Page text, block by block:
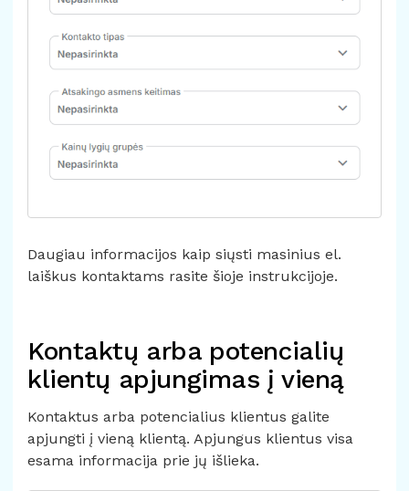
Daugiau informacijos kaip siųsti masinius el.
laiškus kontaktams rasite šioje instrukcijoje.
Kontaktų arba potencialių
klientų apjungimas į vieną
Kontaktus arba potencialius klientus galite
apjungti į vieną klientą. Apjungus klientus visa
esama informacija prie jų išlieka.